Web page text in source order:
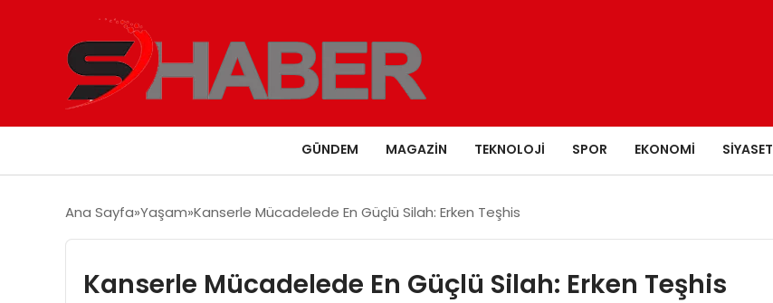
GÜNDEM MAGAZIN TEKNOLOJI SPOR EKONOMI SIYASET
Ana Sayfa Yaşam Kanserle Mücadelede En Güçlü Silah: Erken Teşhis
Kanserle Mücadelede En Güçlü Silah: Erken Teşhis